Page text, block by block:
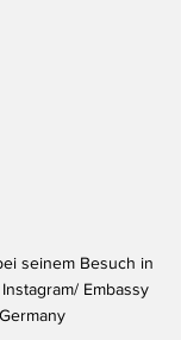
seinem Besuch in
Embassy